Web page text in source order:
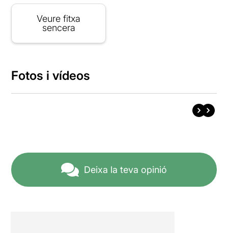
Veure fitxa
sencera
Fotos i vídeos
Deixa la teva opinió